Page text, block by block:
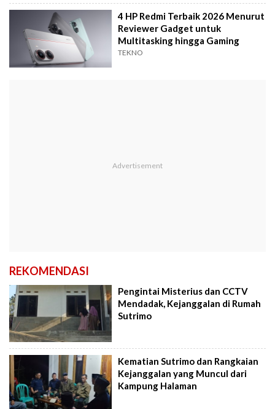
4 HP Redmi Terbaik 2026 Menurut
Reviewer Gadget untuk
Multitasking hingga Gaming
TEKNO
REKOMENDASI
Pengintai Misterius dan CCTV
Mendadak, Kejanggalan di Rumah
Sutrimo
Kematian Sutrimo dan Rangkaian
Kejanggalan yang Muncul dari
Kampung Halaman